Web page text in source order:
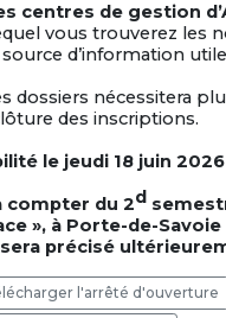
centres de gestion
vous trouverez les
d’information
dossiers nécessitera
des inscriptions.
le jeudi 18 juin 2026
compter du 2d
», à Porte-de-
précisé
l'arrêté d'ouverture